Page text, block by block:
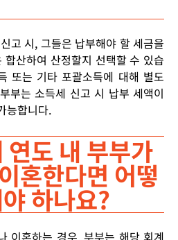
고 시, 그들은 납부해야 할세금을
합산하여 산정할지 선택할수 있습
또는 기타 포괄소득에 대해 별도
부부는 소득세 신고 시 납부 세액이
능합니다.
도 내 부부가
혼한다면 어떻
하나요?
이혼하는 경우, 부부는 해당 회계